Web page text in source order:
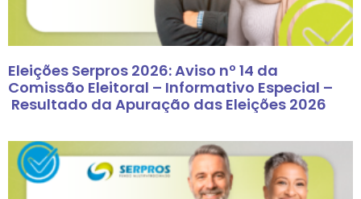
Eleições Serpros 2026: Aviso nº 14 da
Comissão Eleitoral – Informativo Especial –
Resultado da Apuração das Eleições 2026